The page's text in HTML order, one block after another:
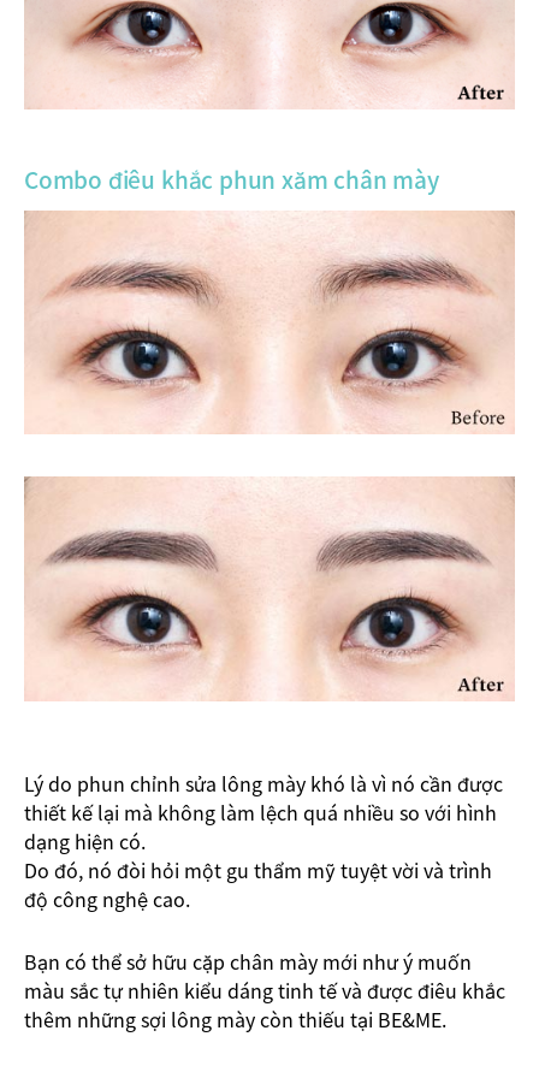
Combo điêu khắc phun xăm chân mày
Lý do phun chỉnh sửa lông mày khó là vì nó cần được
thiết kế lại mà không làm lệch quá nhiều so với hình
dạng hiện có.
Do đó, nó đòi hỏi một gu thẩm mỹ tuyệt vời và trình
độ công nghệ cao.
Bạn có thể sở hữu cặp chân mày mới như ý muốn
màu sắc tự nhiên kiểu dáng tinh tế và được điêu khắc
thêm những sợi lông mày còn thiếu tại BE&ME.